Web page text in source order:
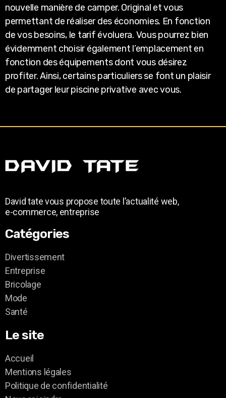
nouvelle manière de camper. Original et vous
permettant de réaliser des économies. En fonction
de vos besoins, le tarif évoluera. Vous pourrez bien
évidemment choisir également l’emplacement en
fonction des équipements dont vous désirez
profiter. Ainsi, certains particuliers se font un plaisir
de partager leur piscine privative avec vous.
David tate vous propose toute l’actualité web,
e-commerce, entreprise
Catégories
Divertissement
Entreprise
Bricolage
Mode
Santé
Le site
Accueil
Mentions légales
Politique de confidentialité